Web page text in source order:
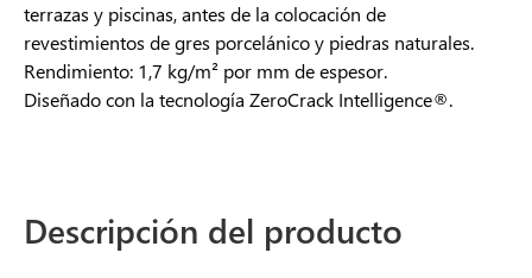
terrazas y piscinas, antes de la colocación de
revestimientos de gres porcelánico y piedras naturales.
Rendimiento: 1,7 kg/m² por mm de espesor.
Diseñado con la tecnología ZeroCrack Intelligence®.
Descripción del producto